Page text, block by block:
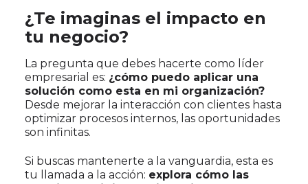
¿Te imaginas el impacto en
tu negocio?
La pregunta que debes hacerte como líder
empresarial es: ¿cómo puedo aplicar una
solución como esta en mi organización?
Desde mejorar la interacción con clientes hasta
optimizar procesos internos, las oportunidades
son infinitas.
Si buscas mantenerte a la vanguardia, esta es
tu llamada a la acción: explora cómo las